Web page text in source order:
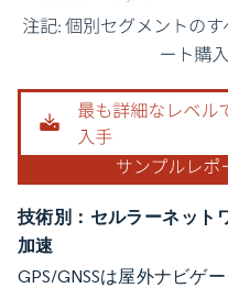
画像 © Mordor Intelligence。再利
技術別：セルラーネット
加速
GPS/GNSSは屋外ナビゲ